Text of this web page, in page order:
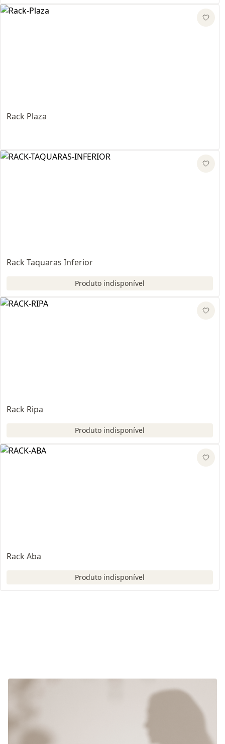
Rack Plaza
Rack Taquaras Inferior
Produto indisponível
Rack Ripa
Produto indisponível
Rack Aba
Produto indisponível